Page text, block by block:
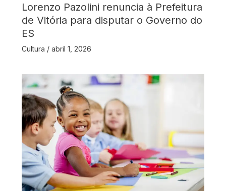
Lorenzo Pazolini renuncia à Prefeitura
de Vitória para disputar o Governo do
ES
Cultura / abril 1, 2026